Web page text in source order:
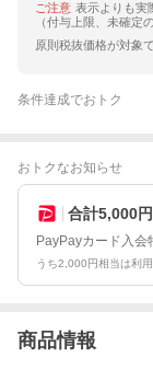
ご注意 表示よりも実
（付与上限、未確定
原則税抜価格が対象
条件達成でおトク
おトクなお知らせ
合計5,000
PayPayカード入会
うち2,000円相当は利
商品情報